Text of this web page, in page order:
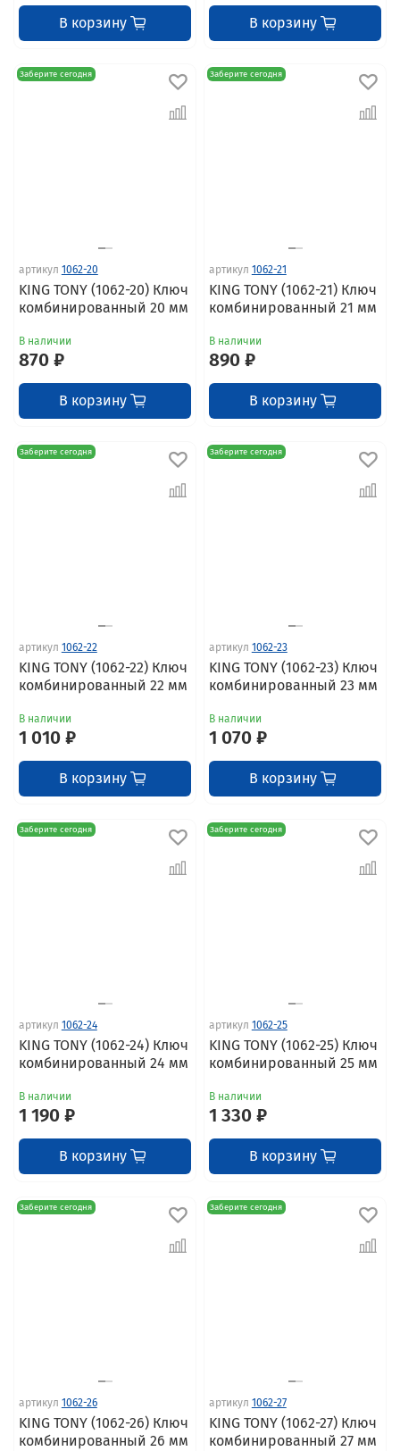
В корзину В корзину
Заберите сегодня
артикул 1062-20
KING TONY (1062-20) Ключ
комбинированный 20 мм
В наличии
870 ₽
В корзину
Заберите сегодня
артикул 1062-21
KING TONY (1062-21) Ключ
комбинированный 21 мм
В наличии
890 ₽
В корзину
Заберите сегодня
артикул 1062-22
KING TONY (1062-22) Ключ
комбинированный 22 мм
В наличии
1 010 ₽
В корзину
Заберите сегодня
артикул 1062-23
KING TONY (1062-23) Ключ
комбинированный 23 мм
В наличии
1 070 ₽
В корзину
Заберите сегодня
артикул 1062-24
KING TONY (1062-24) Ключ
комбинированный 24 мм
В наличии
1 190 ₽
В корзину
Заберите сегодня
артикул 1062-25
KING TONY (1062-25) Ключ
комбинированный 25 мм
В наличии
1 330 ₽
В корзину
Заберите сегодня
артикул 1062-26
KING TONY (1062-26) Ключ
комбинированный 26 мм
Заберите сегодня
артикул 1062-27
KING TONY (1062-27) Ключ
комбинированный 27 мм